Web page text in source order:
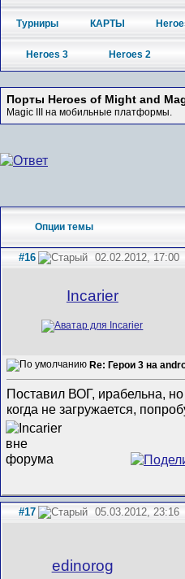
Турниры КАРТЫ
Heroes 3 Heroes 2
Порты Heroes of Might and
Magic III на мобильные платформы.
Опции темы
#16 02.02.2012, 17:00
Incarier
Re: Герои 3 на
Поставил ВОГ, ирабельна,
когда не загружается,
#17 05.03.2012, 23:16
edinorog